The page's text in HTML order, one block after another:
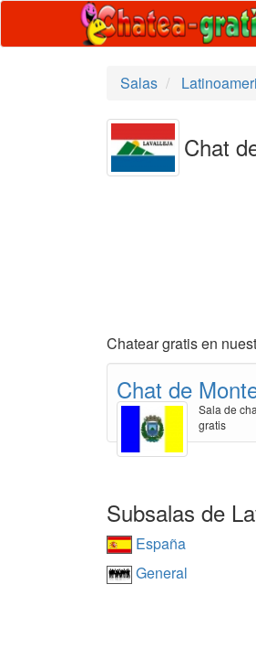
Salas
Chat
Chatear gratis en
Chat de
Sala de
gratis
Subsalas de
España
General